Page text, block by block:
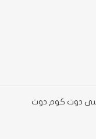
دوت كوم دوت